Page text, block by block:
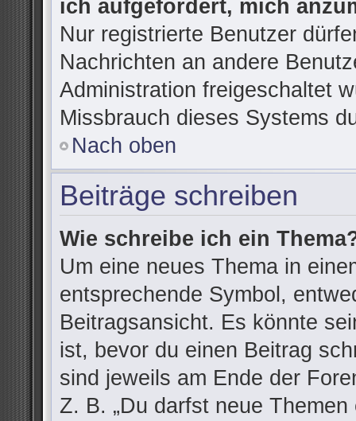
ich aufgefordert, mich
Nur registrierte Benutzer
Nachrichten an andere
Administration freigeschaltet
Missbrauch dieses Systems
Nach oben
Beiträge schreiben
Wie schreibe ich ein
Um eine neues Thema in
entsprechende Symbol,
Beitragsansicht. Es könnte
ist, bevor du einen Beitrag
sind jeweils am Ende der
Z. B. „Du darfst neue Themen